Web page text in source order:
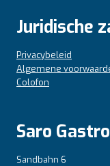
Juridische
Privacybeleid
Algemene
Colofon
Saro
Sandbahn 6